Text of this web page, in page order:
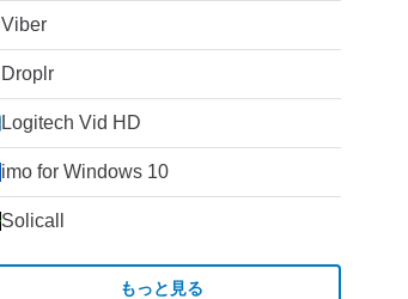
Viber
Droplr
Logitech Vid HD
imo for Windows 10
Solicall
もっと見る